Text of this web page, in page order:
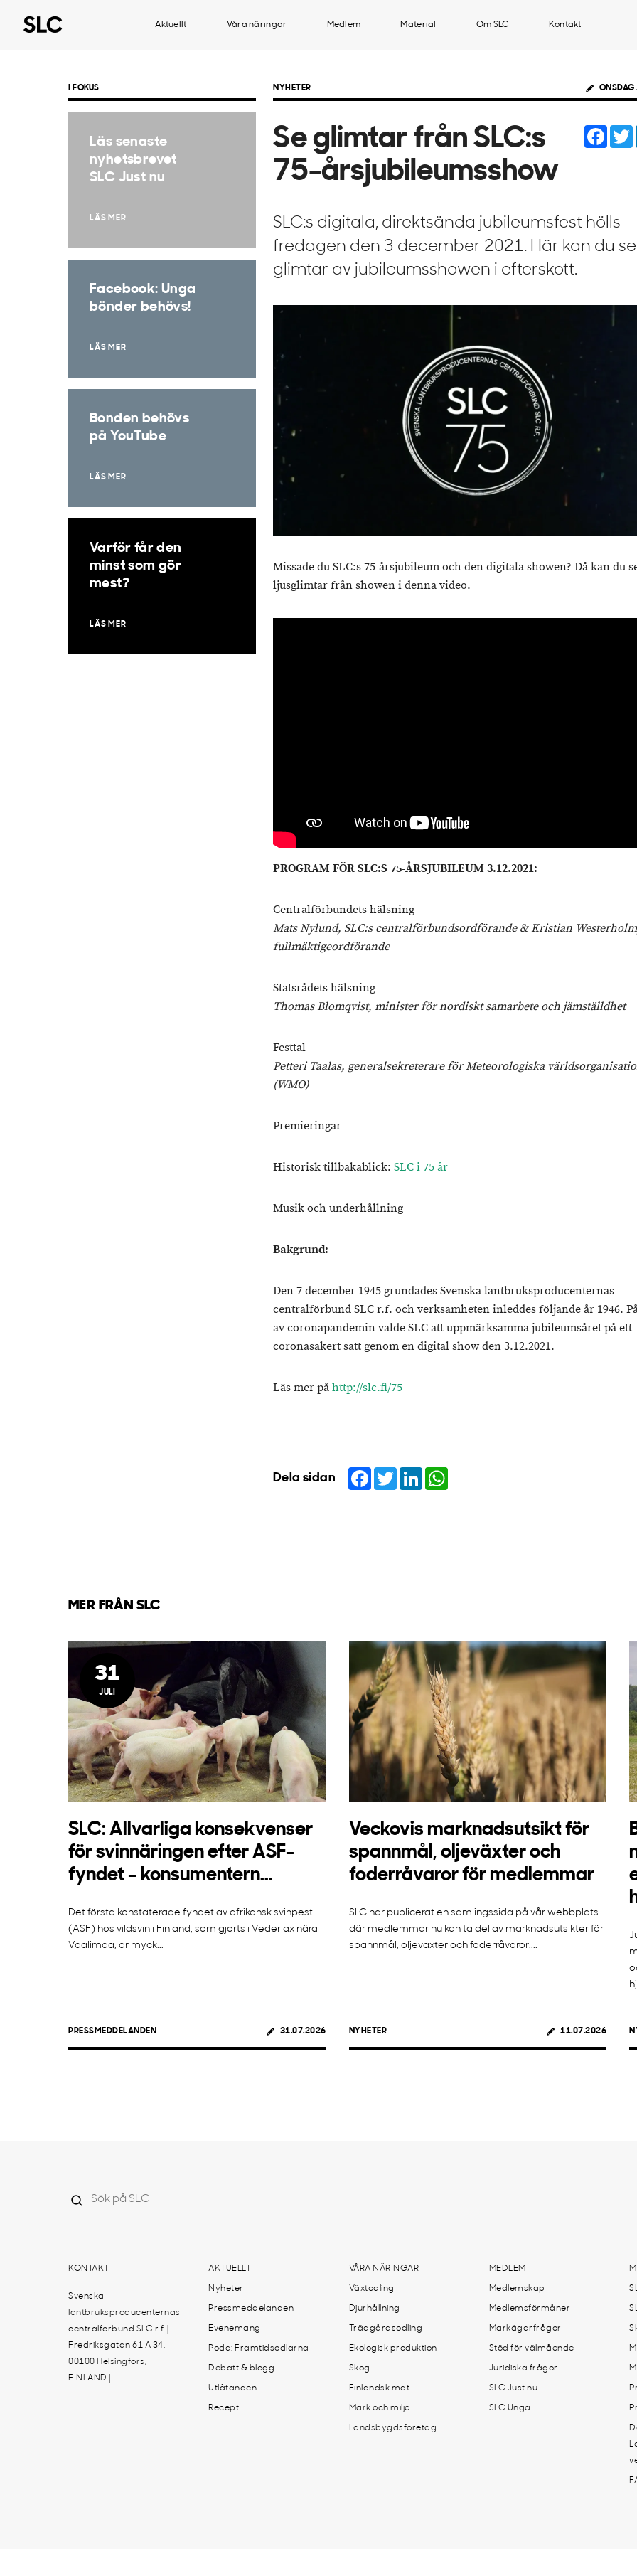
Aktuellt Våra näringar Medlem Material Om SLC Kontakt
NYHETER
Se glimtar från SLC:s
75-årsjubileumsshow
SLC:s digitala, direktsända jubileumsfest hölls
fredagen den 3 december 2021. Här kan du se
glimtar av jubileumsshowen i efterskott.
Missade du SLC:s 75-årsjubileum och den digitala showen? Då kan du
ljusglimtar från showen i denna video.
PROGRAM FÖR SLC:S 75-ÅRSJUBILEUM 3.12.2021:
Centralförbundets hälsning
Mats Nylund, SLC:s centralförbundsordförande & Kristian
fullmäktigeordförande
Statsrådets hälsning
Thomas Blomqvist, minister för nordiskt samarbete och jämställdhet
Festtal
Petteri Taalas, generalsekreterare för Meteorologiska
(WMO)
Premieringar
Historisk tillbakablick: SLC i 75 år
Musik och underhållning
Bakgrund:
Den 7 december 1945 grundades Svenska lantbruksproducenternas
centralförbund SLC r.f. och verksamheten inleddes följande år 1946.
av coronapandemin valde SLC att uppmärksamma jubileumsåret på ett
coronasäkert sätt genom en digital show den 3.12.2021.
Läs mer påhttp://slc.fi/75
Dela sidan Facebook
TwitterLinkedIn
I FOKUS
Läs senaste
nyhetsbrevet
SLC Just nu
LÄS MER
Facebook: Unga
bönder behövs!
LÄS MER
Bonden behövs
på YouTube
LÄS MER
Varför får den
minst som gör
mest?
LÄS MER
MER FRÅN SLC
31
JULI
SLC: Allvarliga konsekvenser
för svinnäringen efter ASF-
fyndet – konsumentern...
Det första konstaterade fyndet av afrikansk svinpest
(ASF) hos vildsvin i Finland, som gjorts i Vederlax nära
Vaalimaa, är myck...
PRESSMEDDELANDEN 31.07.2026
Veckovis marknadsutsikt för
spannmål, oljeväxter och
foderråvaror för medlemmar
SLC har publicerat en samlingssida på vår webbplats
där medlemmar nu kan ta del av marknadsutsikter för
spannmål, oljeväxter och foderråvaror....
NYHETER 11.07.2026
KONTAKT
Svenska
lantbruksproducenternas
centralförbund SLC r.f. |
Fredriksgatan 61 A 34,
00100 Helsingfors,
FINLAND |
AKTUELLT
Nyheter
Pressmeddelanden
Evenemang
Podd: Framtidsodlarna
Debatt & blogg
Utlåtanden
Recept
VÅRA NÄRINGAR
Växtodling
Djurhållning
Trädgårdsodling
Ekologisk produktion
Skog
Finländsk mat
Mark och miljö
Landsbygdsföretag
MEDLEM
Medlemskap
Medlemsförmåner
Markägarfrågor
Stöd för välmående
Juridiska frågor
SLC Just nu
SLC Unga